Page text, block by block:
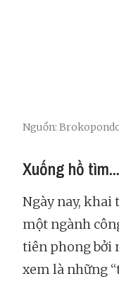
Nguồn:
Xuống hồ
Ngày nay, khai
một ngành
tiên phong bởi
xem là những